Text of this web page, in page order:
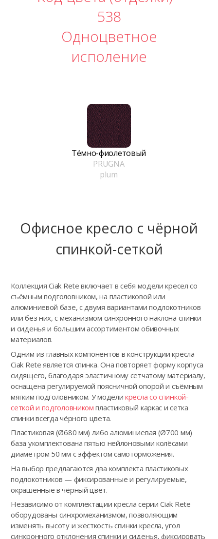
538
Одноцветное
исполение
Тёмно-фиолетовый
PRUGNA
plum
Офисное кресло с чёрной
спинкой-сеткой
Коллекция Ciak Rete включает в себя модели кресел со
съёмным подголовником, на пластиковой или
алюминиевой базе, с двумя вариантами подлокотников
или без них, с механизмом синхронного наклона спинки
и сиденья и большим ассортиментом обивочных
материалов.
Одним из главных компонентов в конструкции кресла
Ciak Rete является спинка. Она повторяет форму корпуса
сидящего, благодаря эластичному сетчатому материалу,
оснащена регулируемой поясничной опорой и съёмным
мягким подголовником. У моделикресла со спинкой-
сеткой и подголовником пластиковый каркас и сетка
спинки всегда чёрного цвета.
Пластиковая (Ø680 мм) либо алюминиевая (Ø700 мм)
база укомплектована пятью нейлоновыми колёсами
диаметром 50 мм с эффектом самоторможения.
На выбор предлагаются два комплекта пластиковых
подлокотников — фиксированные и регулируемые,
окрашенные в чёрный цвет.
Независимо от комплектации кресла серии Ciak Rete
оборудованы синхромеханизмом, позволяющим
изменять высоту и жесткость спинки кресла, угол
синхронного отклонения спинки и сиденья, фиксировать